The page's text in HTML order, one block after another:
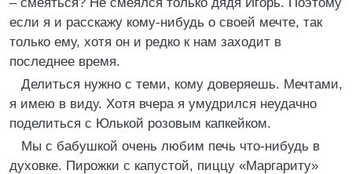
если я и расскажу кому-нибудь о своей мечте, так
только ему, хотя он и редко к нам заходит в
последнее время.
Делиться нужно с теми, кому доверяешь. Мечтами,
я имею в виду. Хотя вчера я умудрился неудачно
поделиться с Юлькой розовым капкейком.
Мы с бабушкой очень любим печь что-нибудь в
духовке. Пирожки с капустой, пиццу «Маргариту»